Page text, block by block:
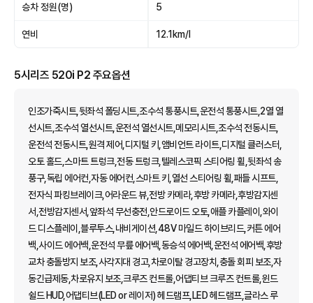
승차 정원(명) 5
연비 12.1km/l
5시리즈 520i P2 주요옵션
인조가죽시트,뒷좌석 폴딩시트,조수석 통풍시트,운전석 통풍시트,2열 열
선시트,조수석 열선시트,운전석 열선시트,메모리시트,조수석 전동시트,
운전석 전동시트,원격 제어,디지털 키,앰비언트 라이트,디지털 클러스터,
오토 홀드,스마트 트렁크,전동 트렁크,텔레스코픽 스티어링 휠,뒷좌석 송
풍구,독립 에어컨,자동 에어컨,스마트 키,열선 스티어링 휠,패들 시프트,
전자식 파킹브레이크,어라운드 뷰,전방 카메라,후방 카메라,후방감지센
서,전방감지센서,앞좌석 무선충전,안드로이드 오토,애플 카플레이,와이
드 디스플레이,블루투스,내비게이션,48V 마일드 하이브리드,커튼 에어
백,사이드 에어백,운전석 무릎 에어백,동승석 에어백,운전석 에어백,후방
교차 충돌방지 보조,사각지대 경고,차로이탈 경고장치,충돌 회피 보조,자
동긴급제동,차로유지 보조,크루즈 컨트롤,어댑티브 크루즈 컨트롤,윈드
쉴드 HUD,어댑티브(LED or 레이저) 헤드램프,LED 헤드램프,글라스 루